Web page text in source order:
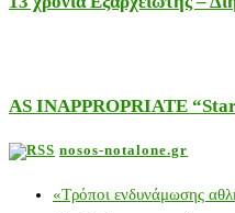
AS INAPPROPRIATE
nosos-notalone.gr
«Τρόποι ενδυνάμωσης